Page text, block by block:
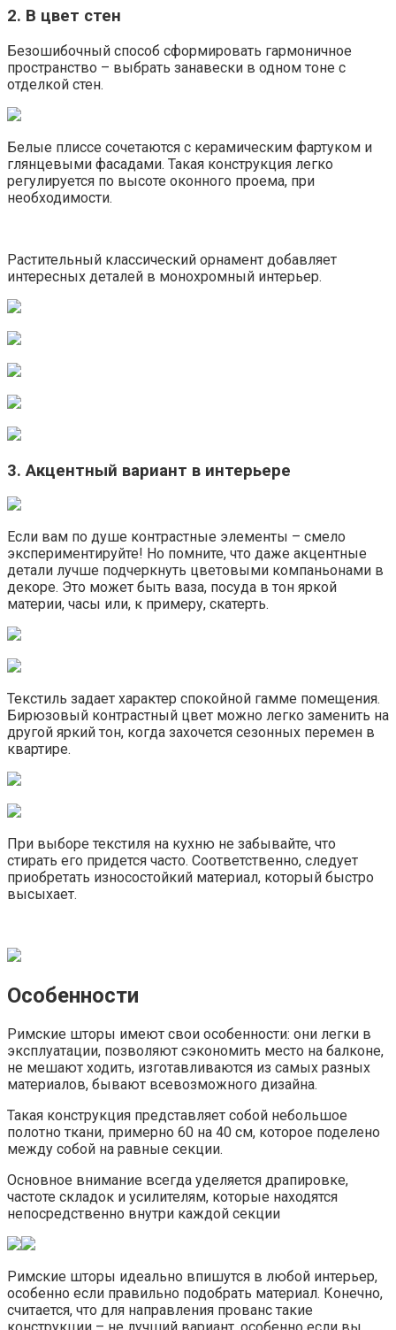
2. В цвет стен
Безошибочный способ сформировать гармоничное
пространство – выбрать занавески в одном тоне с
отделкой стен.
Белые плиссе сочетаются с керамическим фартуком и
глянцевыми фасадами. Такая конструкция легко
регулируется по высоте оконного проема, при
необходимости.
Растительный классический орнамент добавляет
интересных деталей в монохромный интерьер.
3. Акцентный вариант в интерьере
Если вам по душе контрастные элементы – смело
экспериментируйте! Но помните, что даже акцентные
детали лучше подчеркнуть цветовыми компаньонами в
декоре. Это может быть ваза, посуда в тон яркой
материи, часы или, к примеру, скатерть.
Текстиль задает характер спокойной гамме помещения.
Бирюзовый контрастный цвет можно легко заменить на
другой яркий тон, когда захочется сезонных перемен в
квартире.
При выборе текстиля на кухню не забывайте, что
стирать его придется часто. Соответственно, следует
приобретать износостойкий материал, который быстро
высыхает.
Особенности
Римские шторы имеют свои особенности: они легки в
эксплуатации, позволяют сэкономить место на балконе,
не мешают ходить, изготавливаются из самых разных
материалов, бывают всевозможного дизайна.
Такая конструкция представляет собой небольшое
полотно ткани, примерно 60 на 40 см, которое поделено
между собой на равные секции.
Основное внимание всегда уделяется драпировке,
частоте складок и усилителям, которые находятся
непосредственно внутри каждой секции
Римские шторы идеально впишутся в любой интерьер,
особенно если правильно подобрать материал. Конечно,
считается, что для направления прованс такие